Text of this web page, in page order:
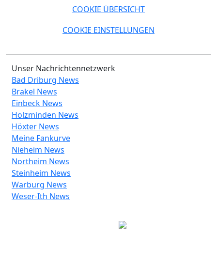
COOKIE ÜBERSICHT
COOKIE EINSTELLUNGEN
Unser Nachrichtennetzwerk
Bad Driburg News
Brakel News
Einbeck News
Holzminden News
Höxter News
Meine Fankurve
Nieheim News
Northeim News
Steinheim News
Warburg News
Weser-Ith News